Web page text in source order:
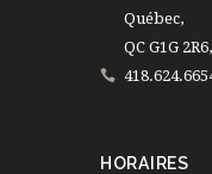
Québec,
QC G1G
HORAIRES